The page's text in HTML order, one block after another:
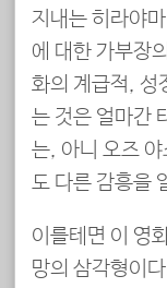
지내는 히라야
에 대한 가부장
화의 계급적, 성
는 것은 얼마간
는, 아니 오즈
도 다른 감흥을
이를테면 이 영
망의 삼각형이